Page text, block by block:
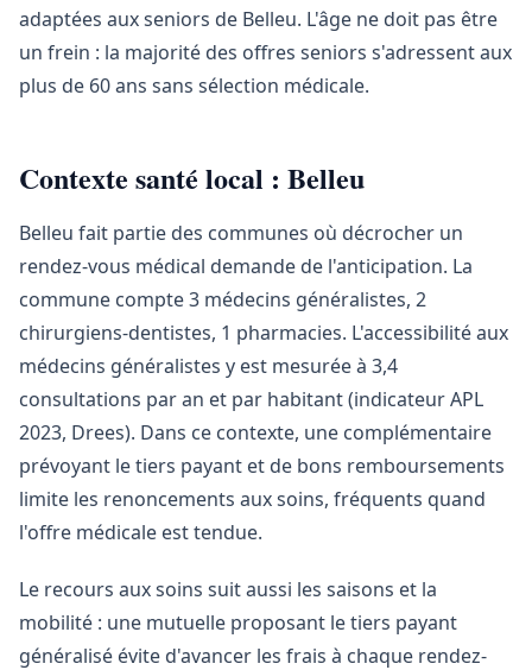
adaptées aux seniors de Belleu. L'âge ne doit pas être
un frein : la majorité des offres seniors s'adressent aux
plus de 60 ans sans sélection médicale.
Contexte santé local : Belleu
Belleu fait partie des communes où décrocher un
rendez-vous médical demande de l'anticipation. La
commune compte 3 médecins généralistes, 2
chirurgiens-dentistes, 1 pharmacies. L'accessibilité aux
médecins généralistes y est mesurée à 3,4
consultations par an et par habitant (indicateur APL
2023, Drees). Dans ce contexte, une complémentaire
prévoyant le tiers payant et de bons remboursements
limite les renoncements aux soins, fréquents quand
l'offre médicale est tendue.
Le recours aux soins suit aussi les saisons et la
mobilité : une mutuelle proposant le tiers payant
généralisé évite d'avancer les frais à chaque rendez-